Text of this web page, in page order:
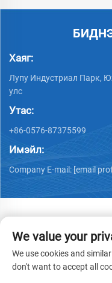
Хаяг:
Лупу Индустриал Парк,
улс
Утас:
+86-0576-87375599
Имэйл:
Company E-mail: [email
Хууль тогтоогдсон
Хөрөнгө оруулалттай
We value your
We use cookies and
don't want to accept all